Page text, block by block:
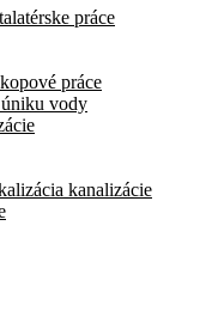
práce
práce
vody
kanalizácie